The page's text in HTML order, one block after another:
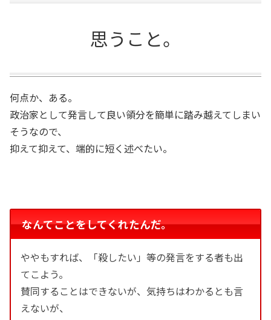
思うこと。
何点か、ある。
政治家として発言して良い領分を簡単に踏み越えてしまい
そうなので、
抑えて抑えて、端的に短く述べたい。
なんてことをしてくれたんだ。
ややもすれば、「殺したい」等の発言をする者も出
てこよう。
賛同することはできないが、気持ちはわかるとも言
えないが、